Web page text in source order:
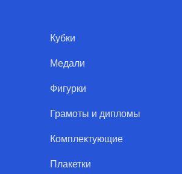
Кубки
Медали
Фигурки
Грамоты и дипломы
Комплектующие
Плакетки